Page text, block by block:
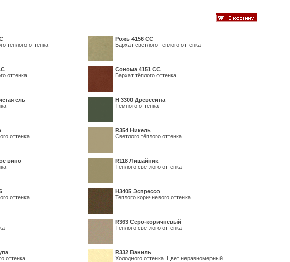
тёплого оттенка
Рожь 4156 СС
Бархат светлого тёплого оттенка
оттенка
Сонома 4151 СС
Бархат тёплого оттенка
ель
H 3300 Древесина
Тёмного оттенка
оттенка
R354 Никель
Светлого тёплого оттенка
вино
R118 Лишайник
Тёплого светлого оттенка
оттенка
Н3405 Эспрессо
Теплого коричневого оттенка
R363 Серо-коричневый
Тёплого светлого оттенка
оттенка
R332 Ваниль
Холодного оттенка. Цвет неравномерный